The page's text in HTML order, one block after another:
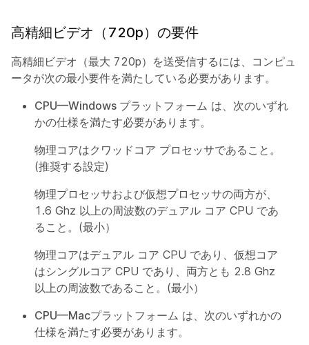
高精細ビデオ（720p）の要件
高精細ビデオ（最大 720p）を送受信するには、コンピュ
ータが次の最小要件を満たしている必要があります。
CPU—Windows プラットフォーム は、次のいずれ
かの仕様を満たす必要があります。
物理コアはクワッドコア プロセッサであること。
(推奨する設定)
物理プロセッサおよび仮想プロセッサの両方が、
1.6 Ghz 以上の周波数のデュアル コア CPU であ
ること。(最小）
物理コアはデュアル コア CPU であり、仮想コア
はシングルコア CPU であり、両方とも 2.8 Ghz
以上の周波数であること。(最小）
CPU—Macプラットフォーム は、次のいずれかの
仕様を満たす必要があります。